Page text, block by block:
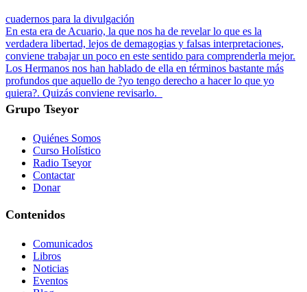
cuadernos para la divulgación
En esta era de Acuario, la que nos ha de revelar lo que es la
verdadera libertad, lejos de demagogias y falsas interpretaciones,
conviene trabajar un poco en este sentido para comprenderla mejor.
Los Hermanos nos han hablado de ella en términos bastante más
profundos que aquello de ?yo tengo derecho a hacer lo que yo
quiera?. Quizás conviene revisarlo.
Grupo Tseyor
Quiénes Somos
Curso Holístico
Radio Tseyor
Contactar
Donar
Contenidos
Comunicados
Libros
Noticias
Eventos